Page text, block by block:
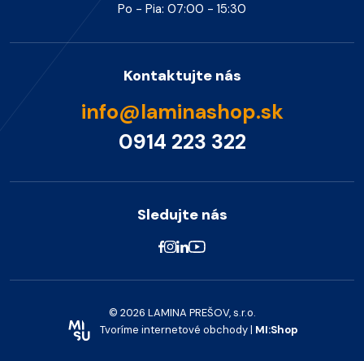
Po - Pia: 07:00 - 15:30
Kontaktujte nás
info@laminashop.sk
0914 223 322
Sledujte nás
© 2026 LAMINA PREŠOV, s.r.o.
Tvoríme internetové obchody | MI:Shop